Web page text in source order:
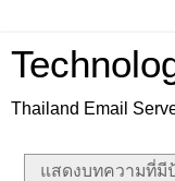
Thailand Email
แสดงบทความที่มี